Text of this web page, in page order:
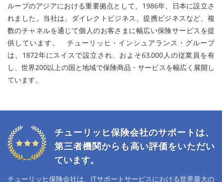
ループのアジアにおける重要拠点として、1986年、日本に設立さ
れました。 当社は、ダイレクトビジネス、提携ビジネスなど、複
数のチャネルを通じて個人のお客さまに幅広い保険サービスを提
供しています。 チューリッヒ・インシュアランス・グループ
は、1872年にスイスで設立され、およそ63,000人の従業員を有
し、世界200以上の国と地域で保険商品・サービスを幅広く展開し
ています。
チューリッヒ保険会社のサポートは、
第三者機関からも高い評価をいただい
ています。
チューリッヒ保険会社は、ITサポートサービスにおける世界最大の